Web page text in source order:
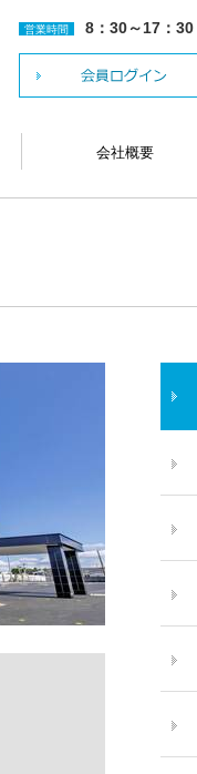
営業時間 8：30～17：30
会社概要